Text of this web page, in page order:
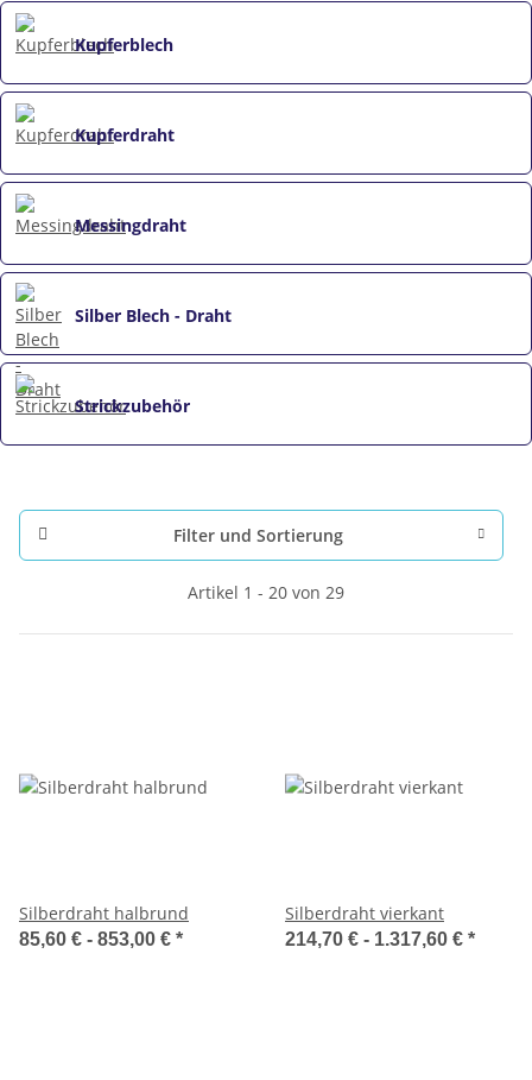
Kupferblech
Kupferdraht
Messingdraht
Silber Blech - Draht
Strickzubehör
Filter und Sortierung
Artikel 1 - 20 von 29
Silberdraht halbrund
85,60 € - 853,00 € *
Silberdraht vierkant
214,70 € - 1.317,60 € *